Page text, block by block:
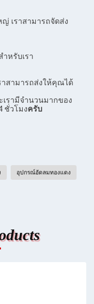
ญ่ เราสามารถจัดส่ง
าหรับเรา
าสามารถส่งให้คุณได้
เรามีจํานวนมากของ
ชั่วโมงครับ
อุปกรณ์อัดลมทองแดง